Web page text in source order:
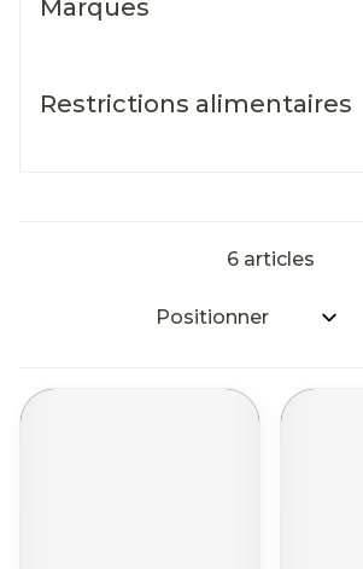
Marques
Restrictions alimentaires
6articles
Trier par: